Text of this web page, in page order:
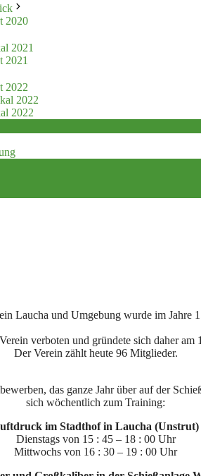
2020
2021
2021
2022
2022
2022
Laucha und Umgebung wurde im Jahre
verboten und gründete sich daher am
Der Verein zählt heute 96 Mitglieder.
das ganze Jahr über auf der
sich wöchentlich zum Training:
im Stadthof in Laucha (Unstrut)
Dienstags von 15 : 45 – 18 : 00 Uhr
Mittwochs von 16 : 30 – 19 : 00 Uhr